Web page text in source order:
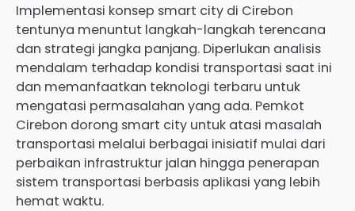
Implementasi konsep smart city di Cirebon
tentunya menuntut langkah-langkah terencana
dan strategi jangka panjang. Diperlukan analisis
mendalam terhadap kondisi transportasi saat ini
dan memanfaatkan teknologi terbaru untuk
mengatasi permasalahan yang ada. Pemkot
Cirebon dorong smart city untuk atasi masalah
transportasi melalui berbagai inisiatif mulai dari
perbaikan infrastruktur jalan hingga penerapan
sistem transportasi berbasis aplikasi yang lebih
hemat waktu.